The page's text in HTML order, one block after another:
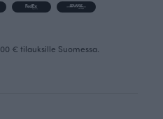
€ tilauksille Suomessa.